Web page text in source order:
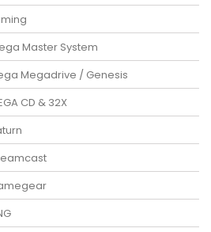
Master System
Megadrive / Genesis
CD & 32X